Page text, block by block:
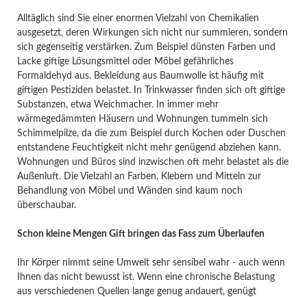
Alltäglich sind Sie einer enormen Vielzahl von Chemikalien
ausgesetzt, deren Wirkungen sich nicht nur summieren, sondern
sich gegenseitig verstärken. Zum Beispiel dünsten Farben und
Lacke giftige Lösungsmittel oder Möbel gefährliches
Formaldehyd aus. Bekleidung aus Baumwolle ist häufig mit
giftigen Pestiziden belastet. In Trinkwasser finden sich oft giftige
Substanzen, etwa Weichmacher. In immer mehr
wärmegedämmten Häusern und Wohnungen tummeln sich
Schimmelpilze, da die zum Beispiel durch Kochen oder Duschen
entstandene Feuchtigkeit nicht mehr genügend abziehen kann.
Wohnungen und Büros sind inzwischen oft mehr belastet als die
Außenluft. Die Vielzahl an Farben, Klebern und Mitteln zur
Behandlung von Möbel und Wänden sind kaum noch
überschaubar.
Schon kleine Mengen Gift bringen das Fass zum Überlaufen
Ihr Körper nimmt seine Umwelt sehr sensibel wahr - auch wenn
Ihnen das nicht bewusst ist. Wenn eine chronische Belastung
aus verschiedenen Quellen lange genug andauert, genügt